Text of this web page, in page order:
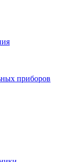
приборов